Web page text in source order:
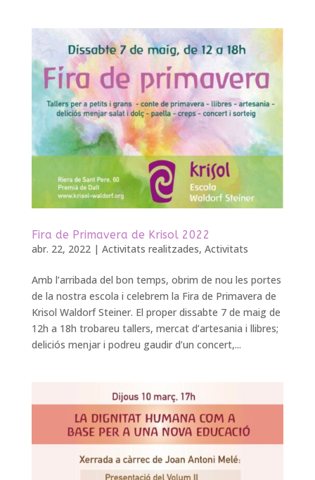
Fira de Primavera de Krisol 2022
abr. 22, 2022| Activitats realitzades, Activitats
Amb l’arribada del bon temps, obrim de nou les portes
de la nostra escola i celebrem la Fira de Primavera de
Krisol Waldorf Steiner. El proper dissabte 7 de maig de
12h a 18h trobareu tallers, mercat d’artesania i llibres;
deliciós menjar i podreu gaudir d’un concert,...